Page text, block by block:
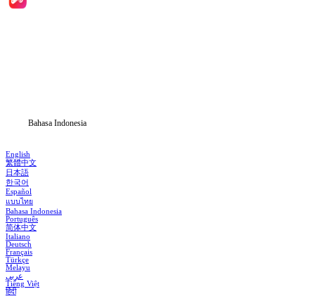
Bahasa Indonesia
English
繁體中文
日本語
한국어
Español
แบบไทย
Bahasa Indonesia
Português
简体中文
Italiano
Deutsch
Français
Türkçe
Melayu
عربي
Tiếng Việt
हिंदी